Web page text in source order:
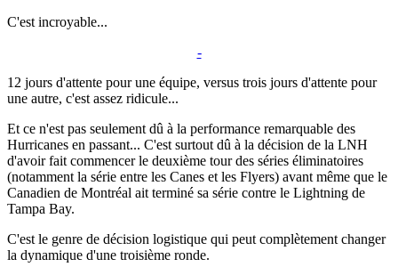
C'est incroyable...
-
12 jours d'attente pour une équipe, versus trois jours d'attente pour
une autre, c'est assez ridicule...
Et ce n'est pas seulement dû à la performance remarquable des
Hurricanes en passant... C'est surtout dû à la décision de la LNH
d'avoir fait commencer le deuxième tour des séries éliminatoires
(notamment la série entre les Canes et les Flyers) avant même que le
Canadien de Montréal ait terminé sa série contre le Lightning de
Tampa Bay.
C'est le genre de décision logistique qui peut complètement changer
la dynamique d'une troisième ronde.